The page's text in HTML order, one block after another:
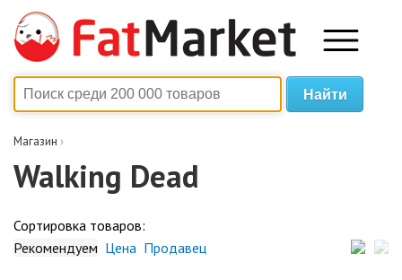
Магазин ›
Walking Dead
Сортировка товаров:
Рекомендуем Цена Продавец